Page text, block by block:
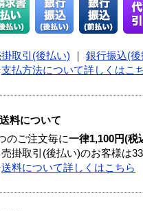
取引(後払い) 銀行振込(後
支払方法について詳しくはこ
送料について
のご注文毎に一律1,100円(税
掛取引(後払い)のお客様は
送料について詳しくはこちら